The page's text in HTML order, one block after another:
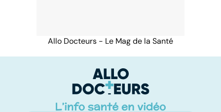
Allo Docteurs - Le Mag de la Santé